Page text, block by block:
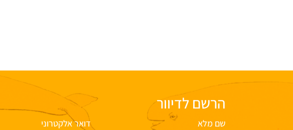
הרשם לדיוור
שם מלא דואר אלקטרוני